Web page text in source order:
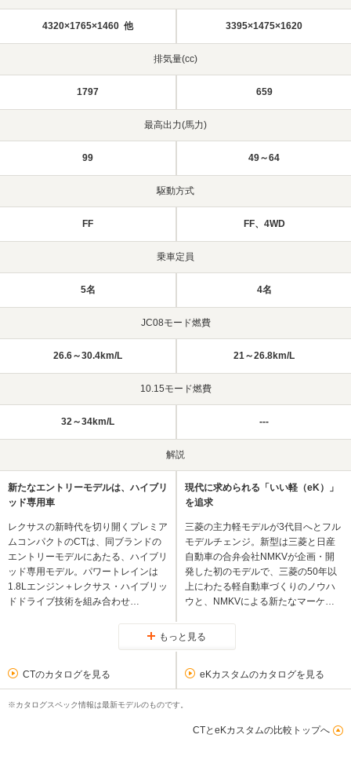
4320×1765×1460 他 3395×1475×1620
排気量(cc)
1797 659
最高出力(馬力)
99 49～64
駆動方式
FF FF、4WD
乗車定員
5名 4名
JC08モード燃費
26.6～30.4km/L 21～26.8km/L
10.15モード燃費
32～34km/L ---
解説
新たなエントリーモデルは、ハイブリ
ッド専用車
レクサスの新時代を切り開くプレミア
ムコンパクトのCTは、同ブランドの
エントリーモデルにあたる、ハイブリ
ッド専用モデル。パワートレインは
1.8Lエンジン＋レクサス・ハイブリッ
ドドライブ技術を組み合わせ…
現代に求められる「いい軽（eK）」
を追求
三菱の主力軽モデルが3代目へとフル
モデルチェンジ。新型は三菱と日産
自動車の合弁会社NMKVが企画・開
発した初のモデルで、三菱の50年以
上にわたる軽自動車づくりのノウハ
ウと、NMKVによる新たなマーケ…
もっと見る
CTのカタログを見る eKカスタムのカタログを見る
※カタログスペック情報は最新モデルのものです。
CTとeKカスタムの比較トップへ